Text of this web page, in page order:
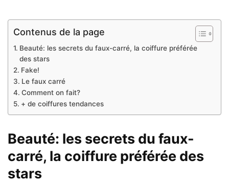
Contenus de la page
Beauté: les secrets du faux-carré, la coiffure préférée
des stars
Fake!
Le faux carré
Comment on fait?
+ de coiffures tendances
Beauté: les secrets du faux-
carré, la coiffure préférée des
stars